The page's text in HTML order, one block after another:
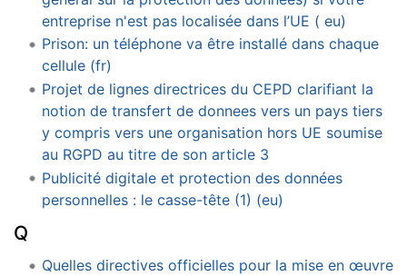
entreprise n'est pas localisée dans l’UE ( eu)
Prison: un téléphone va être installé dans chaque
cellule (fr)
Projet de lignes directrices du CEPD clarifiant la
notion de transfert de donnees vers un pays tiers
y compris vers une organisation hors UE soumise
au RGPD au titre de son article 3
Publicité digitale et protection des données
personnelles : le casse-tête (1) (eu)
Q
Quelles directives officielles pour la mise en œuvre